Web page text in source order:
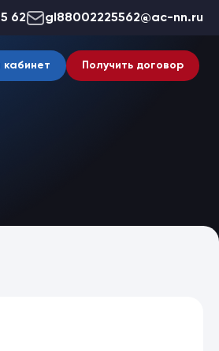
62 gl88002225562@ac-nn.ru
кабинет Получить договор